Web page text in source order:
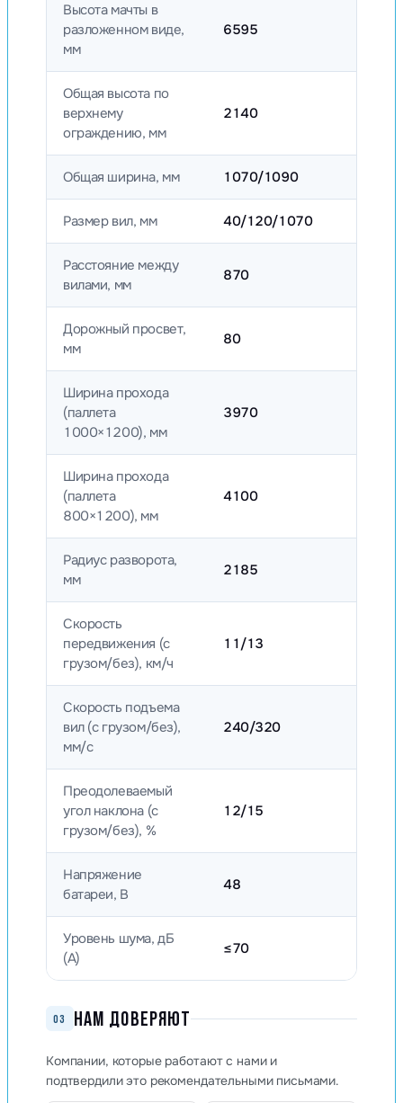
Высота мачты в
разложенном виде,
мм
6595
Общая высота по
верхнему
ограждению, мм
2140
Общая ширина, мм 1070/1090
Размер вил, мм 40/120/1070
Расстояние между
вилами, мм
870
Дорожный просвет,
мм
80
Ширина прохода
(паллета
1000×1200), мм
3970
Ширина прохода
(паллета
800×1200), мм
4100
Радиус разворота,
мм
2185
Скорость
передвижения (с
грузом/без), км/ч
11/13
Скорость подъема
вил (с грузом/без),
мм/с
240/320
Преодолеваемый
угол наклона (с
грузом/без), %
12/15
Напряжение
батареи, B
48
Уровень шума, дБ
(А)
≤70
03 НАМ ДОВЕРЯЮТ
Компании, которые работают с нами и
подтвердили это рекомендательными письмами.